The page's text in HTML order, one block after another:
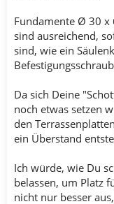
Fundamente Ø 30 x
sind ausreichend,
sind, wie ein
Da sich Deine
noch etwas setzen
den
ein Überstand
Ich würde, wie Du
belassen, um Platz
nicht nur besser